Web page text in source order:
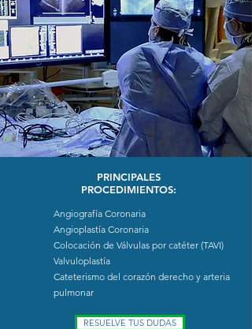
PRINCIPALES
PROCEDIMIENTOS:
Angiografía Coronaria
Angioplastía Coronaria
Colocación de Válvulas por catéter (TAVI)
Valvuloplastía
Cateterismo del corazón derecho y arteria
pulmonar
RESUELVE TUS DUDAS